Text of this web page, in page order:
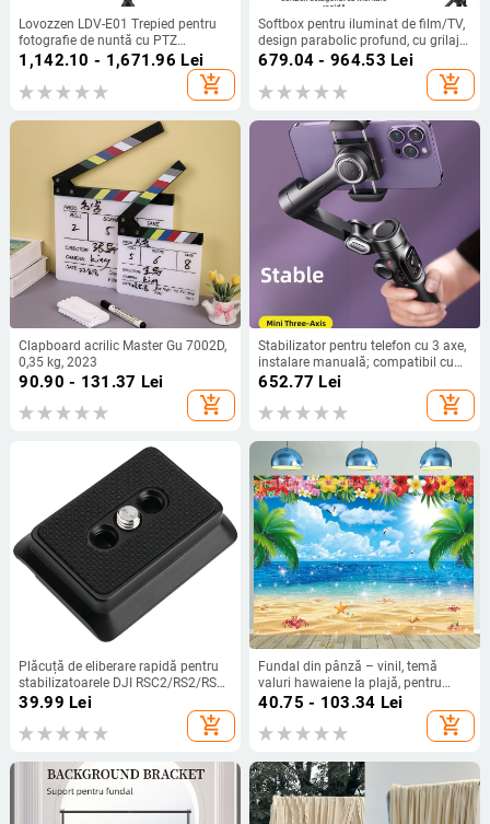
Lovozzen LDV-E01 Trepied pentru
fotografie de nuntă cu PTZ
hidraulic, aliaj de aluminiu, 3
secțiuni, sarcină 10 kg, înălțime 180
cm, placă cu eliberare rapidă
1,142.10 - 1,671.96 Lei
add_shopping_cart
Softbox pentru iluminat de film/TV,
design parabolic profund, cu grilaj
inclus, construcție din metal și
679.04 - 964.53 Lei
add_shopping_cart
Clapboard acrilic Master Gu 7002D,
0,35 kg, 2023
90.90 - 131.37 Lei
add_shopping_cart
Stabilizator pentru telefon cu 3 axe,
instalare manuală; compatibil cu
telefoane până la 260 g; greutate
652.77 Lei
add_shopping_cart
Plăcuță de eliberare rapidă pentru
stabilizatoarele DJI RSC2/RS2/RS3
– aliaj de aluminiu, capacitate 2–5
39.99 Lei
add_shopping_cart
Fundal din pânză – vinil, temă
valuri hawaiene la plajă, pentru
fotografie de peisaj, decor
40.75 - 103.34 Lei
add_shopping_cart